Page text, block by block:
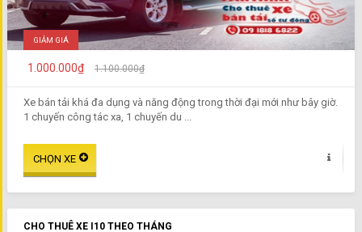
GIẢM GIÁ
1.000.000₫ 1.100.000₫
Xe bán tải khá đa dụng và năng động trong thời đại mới như bây giờ.
1 chuyến công tác xa, 1 chuyến du ...
CHO THUÊ XE I10 THEO THÁNG